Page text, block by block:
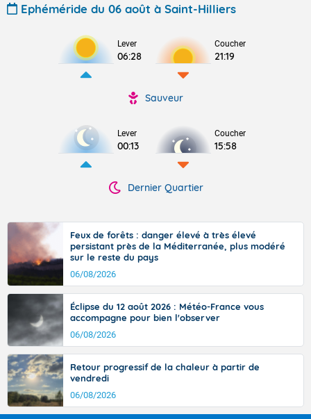
Ephéméride du 06 août à Saint-Hilliers
Lever
06:28
Coucher
21:19
Sauveur
Lever
00:13
Coucher
15:58
Dernier Quartier
Feux de forêts : danger élevé à très élevé
persistant près de la Méditerranée, plus modéré
sur le reste du pays
06/08/2026
Éclipse du 12 août 2026 : Météo-France vous
accompagne pour bien l'observer
06/08/2026
Retour progressif de la chaleur à partir de
vendredi
06/08/2026